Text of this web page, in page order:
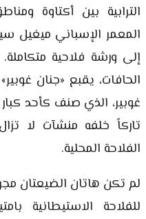
الترابية بين أكتاوة
المعمر الإسباني ميغيل
إلى ورشة فلاحية
الحافات، يقبع «جنان
غوبير، الذي صنف كأحد كبار
تاركاً خلفه منشآت لا
الفلاحة المحلية.
لم تكن هاتان الضيعتان
للفلاحة الاستيطانية